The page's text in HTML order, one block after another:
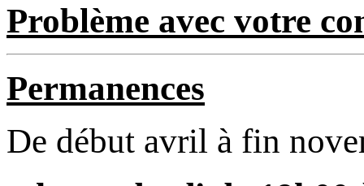
Problème avec votre
Permanences
De début avril à fin